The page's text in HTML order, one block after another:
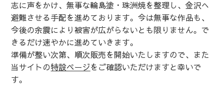
志に声をかけ、無事な輪島塗・珠洲焼を整理し、金沢へ
避難させる手配を進めております。今は無事な作品も、
今後の余震により被害が広がらないとも限りません。で
きるだけ速やかに進めていきます。
準備が整い次第、順次販売を開始いたしますので、また
当サイトの特設ページをご確認いただけますと幸いで
す。